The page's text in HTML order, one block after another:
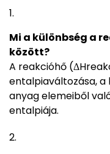
Mi a különbség a
között?
A reakcióhő
entalpiaváltozása, a
anyag elemeiből
entalpiája.